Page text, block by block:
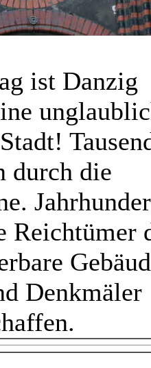
ist Danzig
durch die
Reichtümer
Denkmäler